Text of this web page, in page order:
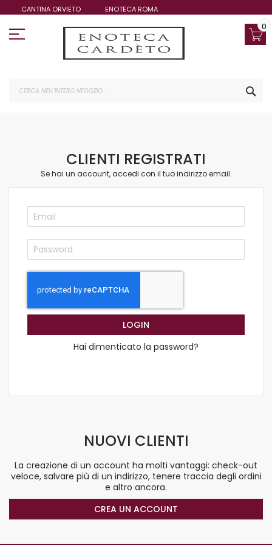
CANTINA ORVIETO ENOTECA ROMA
0
CLIENTI REGISTRATI
Se hai un account, accedi con il tuo indirizzo email.
LOGIN
Hai dimenticato la password?
NUOVI CLIENTI
La creazione di un account ha molti vantaggi: check-out
veloce, salvare più di un indirizzo, tenere traccia degli ordini
e altro ancora.
CREA UN ACCOUNT